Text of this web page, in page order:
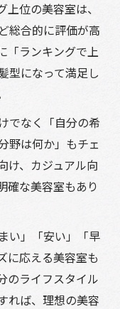
位の美容室は、
総合的に評価が高
「ランキングで上
型になって満足し
でなく「自分の希
野は何か」もチェ
け、カジュアル向
確な美容室もあり
い」「安い」「早
に応える美容室も
のライフスタイル
れば、理想の美容